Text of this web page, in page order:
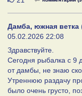
Дамба, южная ветка
05.02.2026 22:08
Здравствуйте.
Сегодня рыбалка с 9
от дамбы, не знаю
Утреннюю раздачу
было очень грусто,